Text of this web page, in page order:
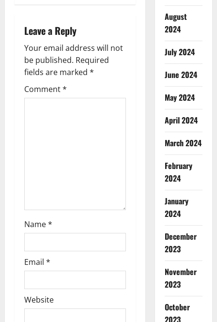
v
i
g
a
Leave a Reply
Your email address will not
be published. Required
fields are marked *
Comment*
Name*
Email *
Website
August
2024
July 2024
June 2024
May 2024
April 2024
March 2024
February
2024
January
2024
December
2023
November
2023
October
2023